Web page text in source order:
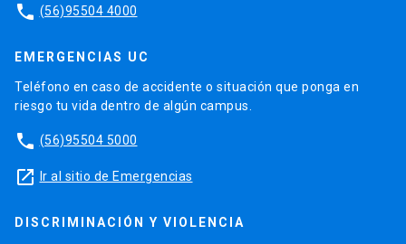
phone (56)95504 4000
EMERGENCIAS UC
Teléfono en caso de accidente o situación que ponga en
riesgo tu vida dentro de algún campus.
phone (56)95504 5000
launch Ir al sitio de Emergencias
DISCRIMINACIÓN Y VIOLENCIA